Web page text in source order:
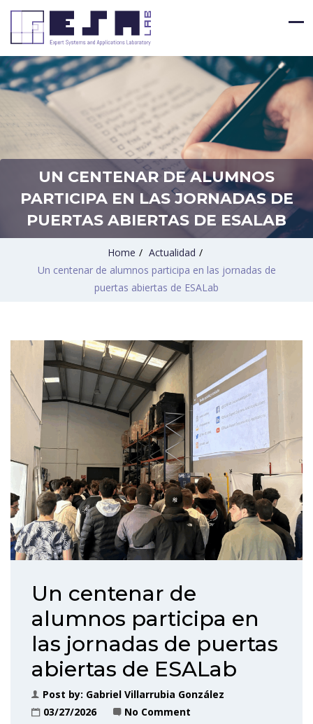
UN CENTENAR DE ALUMNOS
PARTICIPA EN LAS JORNADAS DE
PUERTAS ABIERTAS DE ESALAB
Home / Actualidad /
Un centenar de alumnos participa en las jornadas de
puertas abiertas de ESALab
Un centenar de
alumnos participa en
las jornadas de puertas
abiertas de ESALab
Post by: Gabriel Villarrubia González
03/27/2026
No Comment